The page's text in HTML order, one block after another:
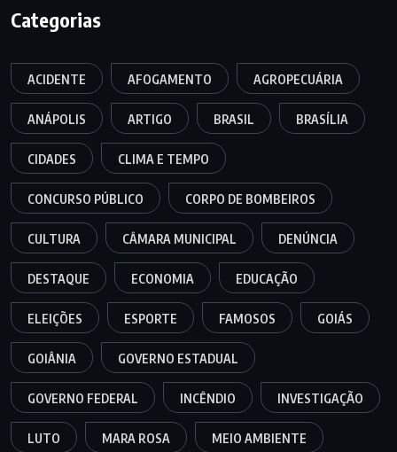
Categorias
ACIDENTE AFOGAMENTO AGROPECUÁRIA
ANÁPOLIS ARTIGO BRASIL BRASÍLIA
CIDADES CLIMA E TEMPO
CONCURSO PÚBLICO CORPO DE BOMBEIROS
CULTURA CÂMARA MUNICIPAL DENÚNCIA
DESTAQUE ECONOMIA EDUCAÇÃO
ELEIÇÕES ESPORTE FAMOSOS GOIÁS
GOIÂNIA GOVERNO ESTADUAL
GOVERNO FEDERAL INCÊNDIO INVESTIGAÇÃO
LUTO MARA ROSA MEIO AMBIENTE